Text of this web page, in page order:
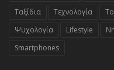
Ταξίδια
Τεχνολογία
Ψυχολογία
Lifestyle
Smartphones